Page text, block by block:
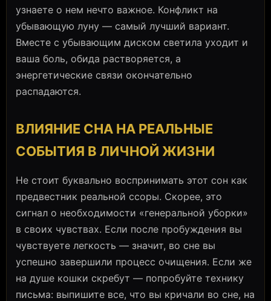
узнаете о нем нечто важное. Конфликт на
убывающую луну — самый лучший вариант.
Вместе с убывающим диском светила уходит и
ваша боль, обида растворяется, а
энергетические связи окончательно
распадаются.
ВЛИЯНИЕ СНА НА РЕАЛЬНЫЕ
СОБЫТИЯ В ЛИЧНОЙ ЖИЗНИ
Не стоит буквально воспринимать этот сон как
предвестник реальной ссоры. Скорее, это
сигнал о необходимости «генеральной уборки»
в своих чувствах. Если после пробуждения вы
чувствуете легкость — значит, во сне вы
успешно завершили процесс очищения. Если же
на душе кошки скребут — попробуйте технику
письма: выпишите все, что вы кричали во сне, на